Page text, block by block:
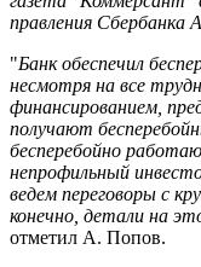
правления Сбербанка
"Банк обеспечил
несмотря на все
финансированием,
получают
бесперебойно
непрофильный
ведем переговоры с
конечно, детали на
отметил А. Попов.